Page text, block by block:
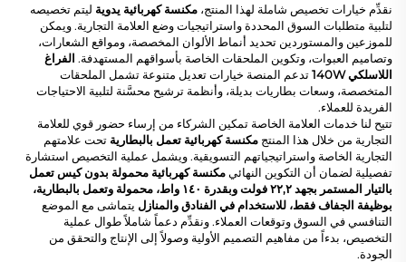
نقدِّم خيارات تخصيص شاملة لهذا المنتج، مكنسة كهربائية يدوية ليتم تخصيصه
لتلبية متطلبات السوق المحددة واستراتيجيات وضع العلامة التجارية. ويمكن
للموزعين والمستوردين تحديد أنماط الألوان المخصصة، ومواقع الشعارات،
وتصاميم العبوات، وتكوين الملحقات الخاصة بأسواقهم المستهدفة. الفراغ
اللاسلكي 140W
تدعم المنصة خيارات تعديل متنوعة تشمل الملحقات
المتخصصة، وسعات بطاريات بديلة، وأنظمة ترشيح محسَّنة لتلبية الاحتياجات
الفريدة للعملاء.
تتيح لنا خدمات العلامة الخاصة تمكين الشركاء من إرساء حضور قوي للعلامة
التجارية من خلال هذا المنتج مكنسة كهربائية تعمل بالبطارية تحت علامتهم
التجارية الخاصة واستراتيجياتهم التسويقية. ويشمل عملية التخصيص استشارة
تفصيلية لضمان أن التكوين النهائي مكنسة كهربائية محمولة بدون كيس تعمل
بالتيار المستمر بجهد ٢٢,٢ فولت وبقدرة ١٤٠ واط، محمولة وتعمل بالبطارية،
بوظيفة الجفاف فقط، للاستخدام في الفنادق والمنازل يتماشى مع الموضع
التنافسي في السوق وتوقعات العملاء. ونقدِّم دعماً شاملاً طوال عملية
التخصيص، بدءاً من مفاهيم التصميم الأولية وصولاً إلى الإنتاج والتحقق من
الجودة.